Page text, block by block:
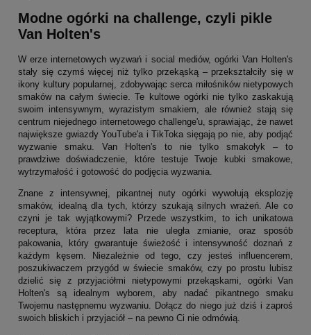
Modne ogórki na challenge, czyli pikle
Van Holten's
W erze internetowych wyzwań i social mediów, ogórki Van Holten's
stały się czymś więcej niż tylko przekąską – przekształciły się w
ikony kultury popularnej, zdobywając serca miłośników nietypowych
smaków na całym świecie. Te kultowe ogórki nie tylko zaskakują
swoim intensywnym, wyrazistym smakiem, ale również stają się
centrum niejednego internetowego challenge'u, sprawiając, że nawet
największe gwiazdy YouTube'a i TikToka sięgają po nie, aby podjąć
wyzwanie smaku. Van Holten's to nie tylko smakołyk – to
prawdziwe doświadczenie, które testuje Twoje kubki smakowe,
wytrzymałość i gotowość do podjęcia wyzwania.
Znane z intensywnej, pikantnej nuty ogórki wywołują eksplozję
smaków, idealną dla tych, którzy szukają silnych wrażeń. Ale co
czyni je tak wyjątkowymi? Przede wszystkim, to ich unikatowa
receptura, która przez lata nie uległa zmianie, oraz sposób
pakowania, który gwarantuje świeżość i intensywność doznań z
każdym kęsem. Niezależnie od tego, czy jesteś influencerem,
poszukiwaczem przygód w świecie smaków, czy po prostu lubisz
dzielić się z przyjaciółmi nietypowymi przekąskami, ogórki Van
Holten's są idealnym wyborem, aby nadać pikantnego smaku
Twojemu następnemu wyzwaniu. Dołącz do niego już dziś i zaproś
swoich bliskich i przyjaciół – na pewno Ci nie odmówią.